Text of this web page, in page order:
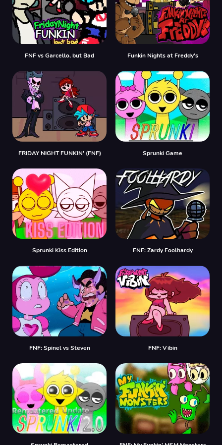
FNF vs Garcello, but Bad Funkin Nights at Freddy’s
FRIDAY NIGHT FUNKIN' (FNF) Sprunki Game
Sprunki Kiss Edition FNF: Zardy Foolhardy
FNF: Spinel vs Steven FNF: Vibin